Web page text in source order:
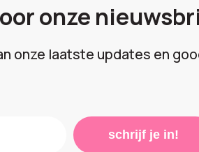
onze
onze laatste updates en
schrijf je in!